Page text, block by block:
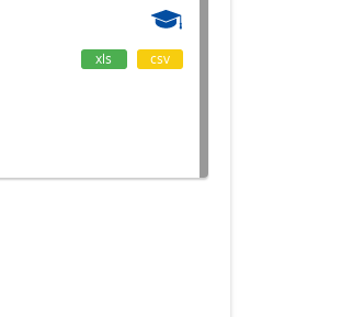
xls csv